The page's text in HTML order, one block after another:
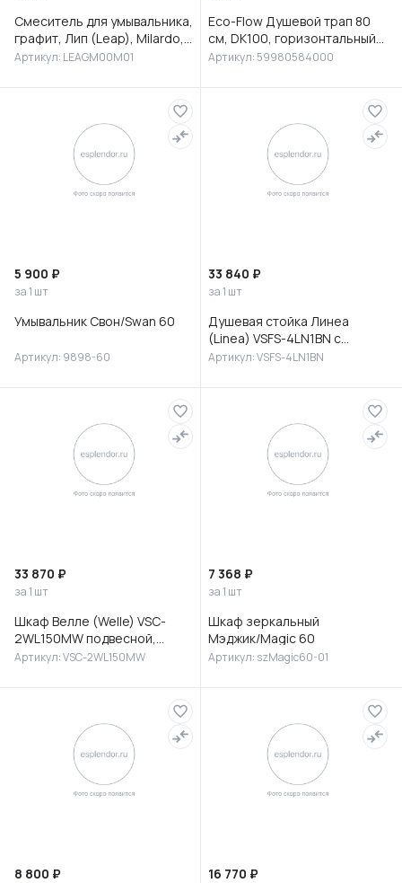
Смеситель для умывальника,
графит, Лип (Leap), Milardo,
LEAGM00M01
Артикул: LEAGM00M01
Eco-Flow Душевой трап 80
см, DK100, горизонтальный
сифон 60 мм, матовый
Артикул: 59980584000
5 900 ₽
за 1 шт
Умывальник Свон/Swan 60
Артикул: 9898-60
33 840 ₽
за 1 шт
Душевая стойка Линеа
(Linea) VSFS-4LN1BN с
изливом, брашированный
Артикул: VSFS-4LN1BN
33 870 ₽
за 1 шт
Шкаф Велле (Welle) VSC-
2WL150MW подвесной,
1500*350*300, Белый
Артикул: VSC-2WL150MW
7 368 ₽
за 1 шт
Шкаф зеркальный
Мэджик/Magic 60
Артикул: szMagic60-01
8 800 ₽ 16 770 ₽